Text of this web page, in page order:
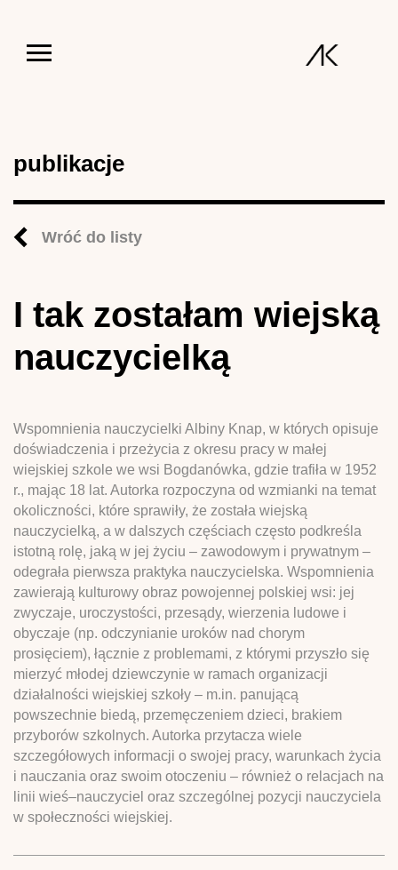
publikacje
Wróć do listy
I tak zostałam wiejską
nauczycielką
Wspomnienia nauczycielki Albiny Knap, w których opisuje
doświadczenia i przeżycia z okresu pracy w małej
wiejskiej szkole we wsi Bogdanówka, gdzie trafiła w 1952
r., mając 18 lat. Autorka rozpoczyna od wzmianki na temat
okoliczności, które sprawiły, że została wiejską
nauczycielką, a w dalszych częściach często podkreśla
istotną rolę, jaką w jej życiu – zawodowym i prywatnym –
odegrała pierwsza praktyka nauczycielska. Wspomnienia
zawierają kulturowy obraz powojennej polskiej wsi: jej
zwyczaje, uroczystości, przesądy, wierzenia ludowe i
obyczaje (np. odczynianie uroków nad chorym
prosięciem), łącznie z problemami, z którymi przyszło się
mierzyć młodej dziewczynie w ramach organizacji
działalności wiejskiej szkoły – m.in. panującą
powszechnie biedą, przemęczeniem dzieci, brakiem
przyborów szkolnych. Autorka przytacza wiele
szczegółowych informacji o swojej pracy, warunkach życia
i nauczania oraz swoim otoczeniu – również o relacjach na
linii wieś–nauczyciel oraz szczególnej pozycji nauczyciela
w społeczności wiejskiej.